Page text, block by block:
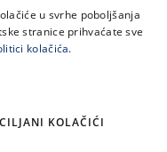
CROATIAN
u svrhe poboljšanja
stranice prihvaćate sve
kolačića.
CILJANI KOLAČIĆI